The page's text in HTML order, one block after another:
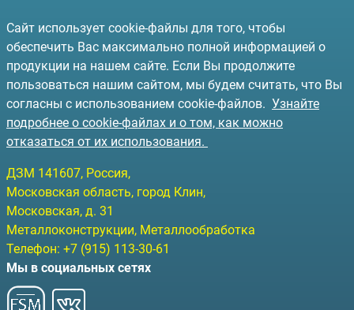
Сайт использует cookie-файлы для того, чтобы
обеспечить Вас максимально полной информацией о
продукции на нашем сайте. Если Вы продолжите
пользоваться нашим сайтом, мы будем считать, что Вы
согласны с использованием cookie-файлов. Узнайте
подробнее о cookie-файлах и о том, как можно
отказаться от их использования.
ДЗМ 141607, Россия,
Московская область, город Клин,
Московская, д. 31
Металлоконструкции, Металлообработка
Телефон: +7 (915) 113-30-61
Мы в социальных сетях